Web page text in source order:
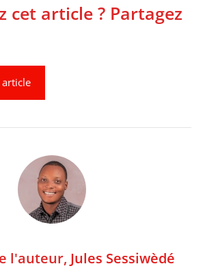
cet article ? Partagez
article
l'auteur, Jules Sessiwèdé